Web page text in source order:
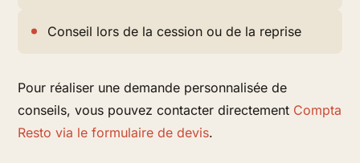
Conseil lors de la cession ou de la reprise
Pour réaliser une demande personnalisée de
conseils, vous pouvez contacter directement Compta
Resto via le formulaire de devis.